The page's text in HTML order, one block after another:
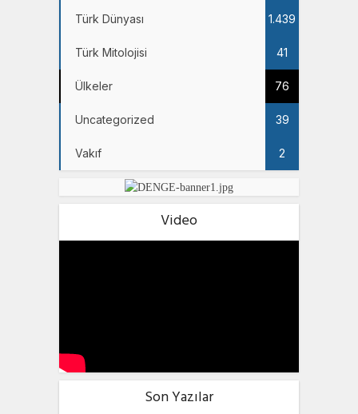
Türk Dünyası 1.439
Türk Mitolojisi 41
Ülkeler 76
Uncategorized 39
Vakıf 2
Video
Son Yazılar